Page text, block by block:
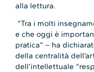
alla lettura.
“Tra i molti
e che oggi è
pratica” – ha
della centralità
dell’intellettuale